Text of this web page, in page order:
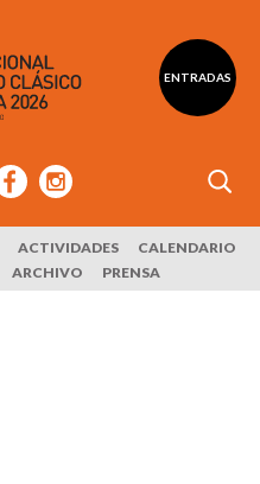
ENTRADAS
ACTIVIDADES
CALENDARIO
ARCHIVO PRENSA